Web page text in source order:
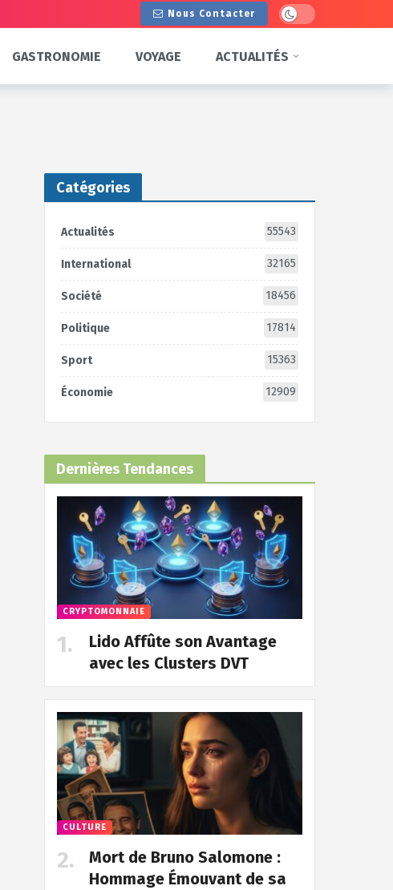
Nous Contacter Dark mode
GASTRONOMIE VOYAGE ACTUALITÉS
Catégories
Actualités 55543
International 32165
Société 18456
Politique 17814
Sport 15363
Économie 12909
Dernières Tendances
CRYPTOMONNAIE
Lido Affûte son Avantage
avec les Clusters DVT
CULTURE
Mort de Bruno Salomone :
Hommage Émouvant de sa